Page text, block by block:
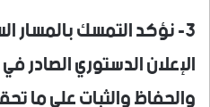
3- نؤكد التمسك بالمسار